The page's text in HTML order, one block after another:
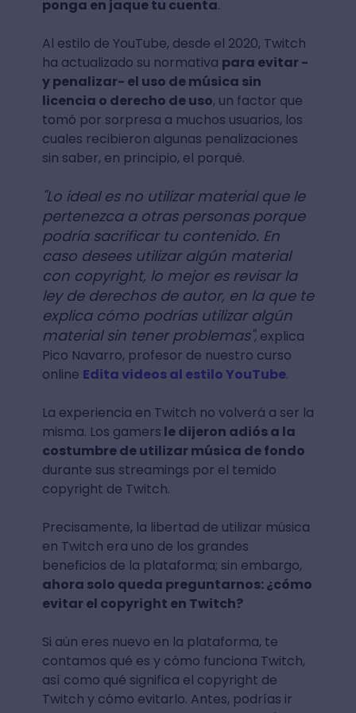
ponga en jaque tu cuenta.
Al estilo de YouTube, desde el 2020, Twitch
ha actualizado su normativa para evitar -
y penalizar- el uso de música sin
licencia o derecho de uso, un factor que
tomó por sorpresa a muchos usuarios, los
cuales recibieron algunas penalizaciones
sin saber, en principio, el porqué.
"Lo ideal es no utilizar material que le
pertenezca a otras personas porque
podría sacrificar tu contenido. En
caso desees utilizar algún material
con copyright, lo mejor es revisar la
ley de derechos de autor, en la que te
explica cómo podrías utilizar algún
material sin tener problemas", explica
Pico Navarro, profesor de nuestro curso
online Edita videos al estilo YouTube.
La experiencia en Twitch no volverá a ser la
misma. Los gamers le dijeron adiós a la
costumbre de utilizar música de fondo
durante sus streamings por el temido
copyright de Twitch.
Precisamente, la libertad de utilizar música
en Twitch era uno de los grandes
beneficios de la plataforma; sin embargo,
ahora solo queda preguntarnos: ¿cómo
evitar el copyright en Twitch?
Si aún eres nuevo en la plataforma, te
contamos qué es y cómo funciona Twitch,
así como qué significa el copyright de
Twitch y cómo evitarlo. Antes, podrías ir